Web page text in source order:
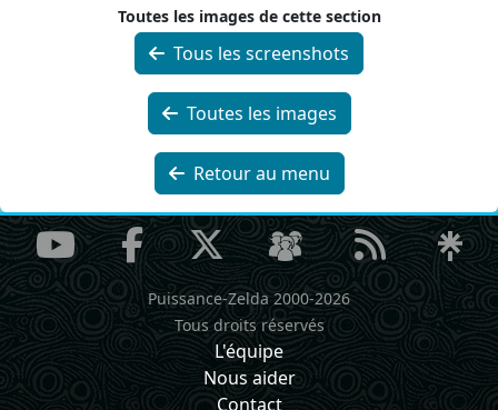
Toutes les images de cette section
Tous les screenshots
Toutes les images
Retour au menu
Puissance-Zelda 2000-2026
Tous droits réservés
L'équipe
Nous aider
Contact